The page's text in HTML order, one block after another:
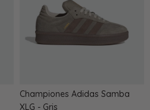
Championes Adidas Samba
XLG - Gris